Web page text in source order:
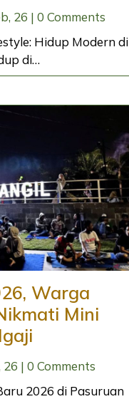
26 | 0 Comments
Hidup Modern di
di…
Warga
Mini
26 | 0 Comments
2026 di Pasuruan